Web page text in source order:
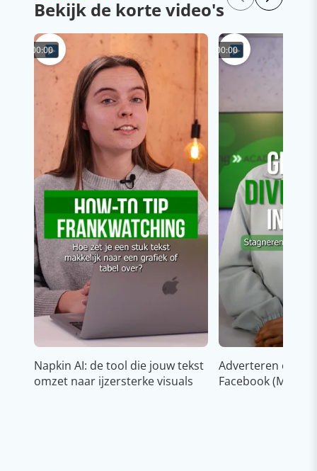
Bekijk de korte video's
00:00
Napkin AI: de tool die jouw tekst
omzet naar ijzersterke visuals
00:00
Adverteren op
Facebook (Meta)